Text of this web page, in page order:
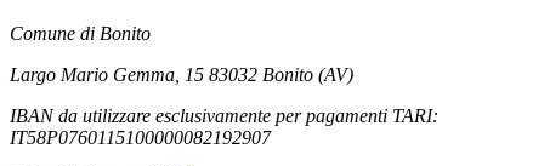
Comune di Bonito
Largo Mario Gemma, 15 83032 Bonito (AV)
IBAN da utilizzare esclusivamente per pagamenti TARI:
IT58P0760115100000082192907